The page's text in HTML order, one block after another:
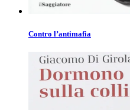
Contro l’antimafia